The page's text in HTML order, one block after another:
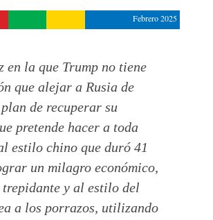
Febrero 2025
en la que Trump no tiene
que alejar a Rusia de
de recuperar su
pretende hacer a toda
estilo chino que duró 41
un milagro económico,
y al estilo del
a los porrazos, utilizando